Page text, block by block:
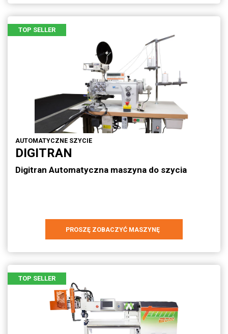
TOP SELLER
AUTOMATYCZNE SZYCIE
DIGITRAN
Digitran Automatyczna maszyna do szycia
PROSZĘ ZOBACZYĆ MASZYNĘ
TOP SELLER